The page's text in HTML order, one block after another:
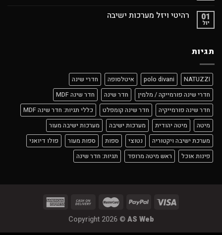
01
יול
רהיטי ויזל מערכות ישיבה
תגיות
NATUZZI
polo divani איטלסופה
חדרי שינה
חדרי שינה פורמייקה / מלמין
חדר שינה
חדר שינה MDF
חדר שינה פורמייקיה
חדר שינה קומפלט
כללי תגיות: חדר שינה MDF
מיטה
מיטה יהודית מערכות ישיבה
מערכות ישיבה מעור
מערכת ישיבה ויקטוריה
נטוצי ספות ספות מעור
פולו דיואני
פינות אוכל
ראש מיטה מרופד תגיות: חדר שינה
Copyright 2026 ©AS Web